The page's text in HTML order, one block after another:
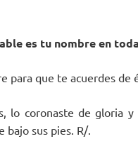
es tu nombre en
para que te acuerdes de
lo coronaste de gloria
bajo sus pies. R/.